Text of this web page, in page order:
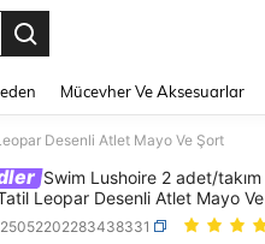
Mücevher Ve Aksesuarlar
Desenli Atlet Mayo Ve Şort
Swim Lushoire 2 adet/
Leopar Desenli Atlet Mayo